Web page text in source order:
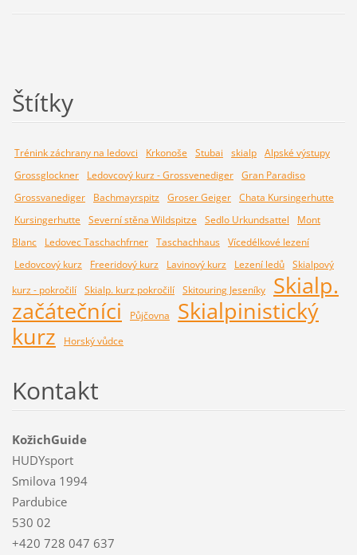
Štítky
Trénink záchrany na ledovci Krkonoše Stubai skialp Alpské výstupy
Grossglockner
Ledovcový kurz - Grossvenediger Gran Paradiso
Grossvanediger
Bachmayrspitz Groser Geiger Chata Kursingerhutte
Kursingerhutte
Severní stěna Wildspitze Sedlo Urkundsattel
Mont
Blanc
Ledovec Taschachfrner Taschachhaus Vícedélkové lezení
Ledovcový kurz
Freeridový kurz Lavinový kurz Lezení ledů Skialpový
kurz - pokročilí Skialp. kurz pokročilí Skitouring Jeseníky
Skialp.
začátečníci
Půjčovna
Skialpinistický
kurz
Horský vůdce
Kontakt
KožichGuide
HUDYsport
Smilova 1994
Pardubice
530 02
+420 728 047 637